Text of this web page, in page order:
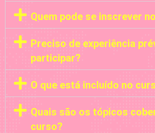
Quem pode se inscrever
Preciso de experiência
participar?
O que está incluído no
Quais são os tópicos
curso?